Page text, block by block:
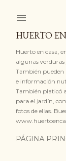
HUERTO
Huerto en casa,
algunas verduras
También pueden
e información
También platicó
para el jardín,
fotos de ellas.
PÁGINA